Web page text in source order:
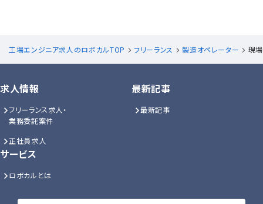
工場エンジニア求人のロボカルTOP フリーランス 製造オペレーター 現
求人情報
フリーランス求人・
業務委託案件
正社員求人
最新記事
最新記事
サービス
ロボカルとは